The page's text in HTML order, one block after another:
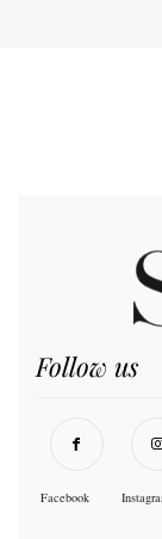
Follow us
Facebook